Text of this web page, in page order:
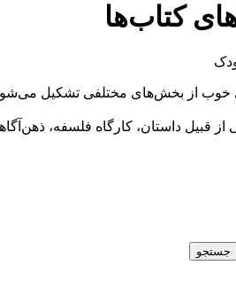
کتاب‌ها
از بخش‌های مختلفی تشکیل
قبیل داستان، کارگاه فلسفه،
جستجو